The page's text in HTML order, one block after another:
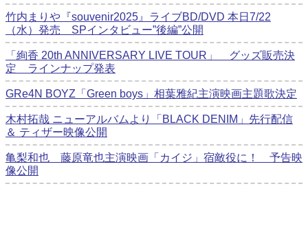
竹内まりや『souvenir2025』ライブBD/DVD 本日7/22
（水）発売 SPインタビュー”後編”公開
「絢香 20th ANNIVERSARY LIVE TOUR」 グッズ販売決
定 ラインナップ発表
GRe4N BOYZ「Green boys」相葉雅紀主演映画主題歌決定
木村拓哉 ニューアルバムより「BLACK DENIM」先行配信
＆ ティザー映像公開
亀梨和也 藤原竜也主演映画「カイジ」宿敵役に！ 予告映
像公開